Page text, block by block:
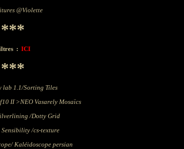
@Violette
***
: ICI
***
lab 1.1/Sorting Tiles
II >NEO Vasarely Mosaïcs
/Dotty Grid
/cs-texture
/ Kaléidoscope persian